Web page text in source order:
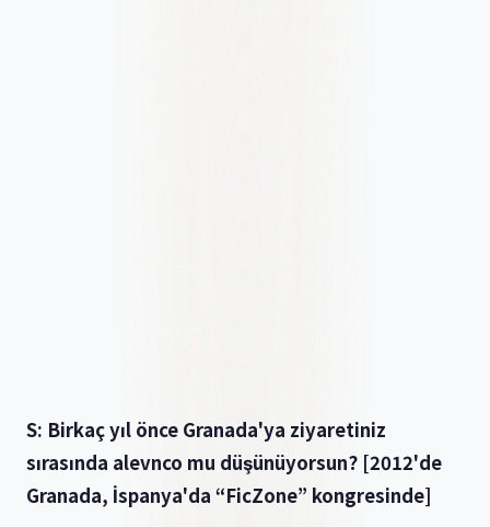
S: Birkaç yıl önce Granada'ya ziyaretiniz
sırasında alevnco mu düşünüyorsun? [2012'de
Granada, İspanya'da “FicZone” kongresinde]